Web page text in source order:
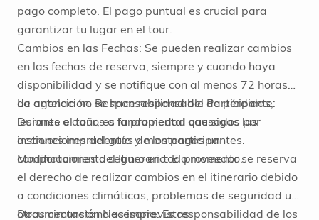
pago completo. El pago puntual es crucial para
garantizar tu lugar en el tour.
Cambios en las Fechas: Se pueden realizar cambios
en las fechas de reserva, siempre y cuando haya
disponibilidad y se notifique con al menos 72 horas
de antelación. Responsabilidad del Participante:
Durante el tour, es fundamental que sigas las
instrucciones del guía y mantengas un
comportamiento seguro en todo momento.
La agencia no se hace responsable de pérdidas,
lesiones o daños a la propiedad causados por
acciones imprudentes de los participantes.
Modificaciones del Itinerario: El proveedor se reserva
el derecho de realizar cambios en el itinerario debido
a condiciones climáticas, problemas de seguridad u
otras circunstancias imprevistas.
Documentación Necesaria: Es responsabilidad de los